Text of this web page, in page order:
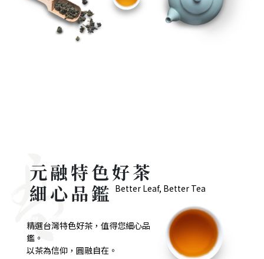
元融特色好茶
細心品鑑 Better Leaf, Better Tea
精選台灣特色好茶，值得您細心品
鑑。
以茶為信仰，圓融自在。